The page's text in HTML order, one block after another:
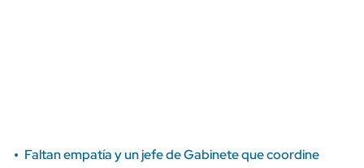
Faltan empatía y un jefe de Gabinete que coordine